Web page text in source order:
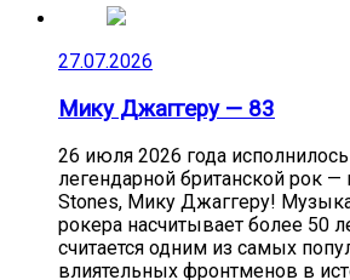
27.07.2026
Мику Джаггеру — 83
26 июля 2026 года
легендарной британской рок —
Stones, Мику Джаггеру!
рокера насчитывает более 50
считается одним из самых
влиятельных фронтменов в